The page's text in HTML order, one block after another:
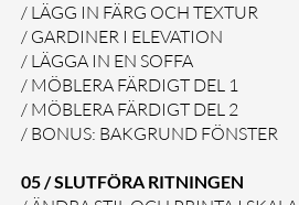
/ LÄGG IN FÄRG OCH TEXTUR
/ GARDINER I ELEVATION
/ LÄGGA IN EN SOFFA
/ MÖBLERA FÄRDIGT DEL 1
/ MÖBLERA FÄRDIGT DEL 2
/ BONUS: BAKGRUND FÖNSTER
05 / SLUTFÖRA RITNINGEN